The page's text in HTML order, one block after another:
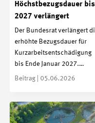
Höchstbezugsdauer bis
2027 verlängert
Der Bundesrat verlängert
erhöhte Bezugsdauer für
Kurzarbeitsentschädigung
bis Ende Januar 2027.…
Beitrag | 05.06.2026